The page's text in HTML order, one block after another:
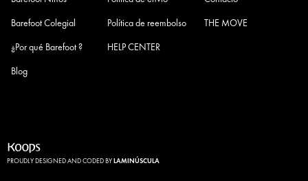
Barefoot Colegial
¿Por qué Barefoot ?
Blog
Política de reembolso
HELP CENTER
THE MOVE
PROUDLY DESIGNED AND CODED BYLAMINÚSCULA